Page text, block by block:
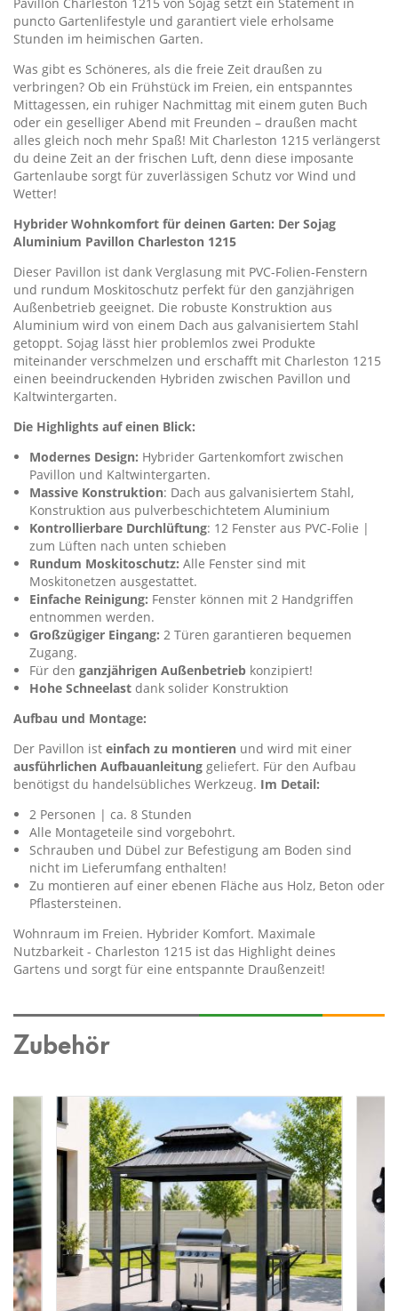
puncto Gartenlifestyle und garantiert viele erholsame
Stunden im heimischen Garten.
Was gibt es Schöneres, als die freie Zeit draußen zu
verbringen? Ob ein Frühstück im Freien, ein entspanntes
Mittagessen, ein ruhiger Nachmittag mit einem guten Buch
oder ein geselliger Abend mit Freunden – draußen macht
alles gleich noch mehr Spaß! Mit Charleston 1215 verlängerst
du deine Zeit an der frischen Luft, denn diese imposante
Gartenlaube sorgt für zuverlässigen Schutz vor Wind und
Wetter!
Hybrider Wohnkomfort für deinen Garten: Der Sojag
Aluminium Pavillon Charleston 1215
Dieser Pavillon ist dank Verglasung mit PVC-Folien-Fenstern
und rundum Moskitoschutz perfekt für den ganzjährigen
Außenbetrieb geeignet. Die robuste Konstruktion aus
Aluminium wird von einem Dach aus galvanisiertem Stahl
getoppt. Sojag lässt hier problemlos zwei Produkte
miteinander verschmelzen und erschafft mit Charleston 1215
einen beeindruckenden Hybriden zwischen Pavillon und
Kaltwintergarten.
Die Highlights auf einen Blick:
Modernes Design: Hybrider Gartenkomfort zwischen
Pavillon und Kaltwintergarten.
Massive Konstruktion: Dach aus galvanisiertem Stahl,
Konstruktion aus pulverbeschichtetem Aluminium
Kontrollierbare Durchlüftung: 12 Fenster aus PVC-Folie |
zum Lüften nach unten schieben
Rundum Moskitoschutz: Alle Fenster sind mit
Moskitonetzen ausgestattet.
Einfache Reinigung: Fenster können mit 2 Handgriffen
entnommen werden.
Großzügiger Eingang: 2 Türen garantieren bequemen
Zugang.
Für den ganzjährigen Außenbetrieb konzipiert!
Hohe Schneelast dank solider Konstruktion
Aufbau und Montage:
Der Pavillon ist einfach zu montieren und wird mit einer
ausführlichen Aufbauanleitung geliefert. Für den Aufbau
benötigst du handelsübliches Werkzeug. Im Detail:
2 Personen | ca. 8 Stunden
Alle Montageteile sind vorgebohrt.
Schrauben und Dübel zur Befestigung am Boden sind
nicht im Lieferumfang enthalten!
Zu montieren auf einer ebenen Fläche aus Holz, Beton oder
Pflastersteinen.
Wohnraum im Freien. Hybrider Komfort. Maximale
Nutzbarkeit - Charleston 1215 ist das Highlight deines
Gartens und sorgt für eine entspannte Draußenzeit!
Zubehör